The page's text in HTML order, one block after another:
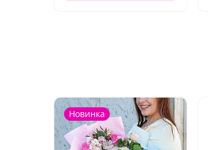
Новинка